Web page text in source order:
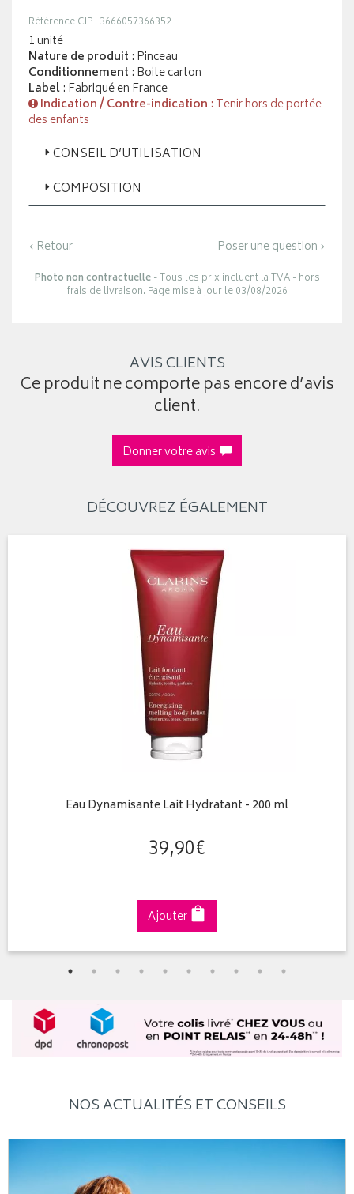
Référence CIP : 3666057366352
1 unité
Nature de produit : Pinceau
Conditionnement : Boite carton
Label: Fabriqué en France
Indication / Contre-indication : Tenir hors de portée
des enfants
CONSEIL D’UTILISATION
COMPOSITION
‹ Retour Poser une question ›
Photo non contractuelle- Tous les prix incluent la TVA - hors
frais de livraison. Page mise à jour le 03/08/2026
AVIS CLIENTS
Ce produit ne comporte pas encore d’avis
client.
Donner votre avis
DÉCOUVREZ ÉGALEMENT
Eau Dynamisante Lait Hydratant - 200 ml
39,90€
Ajouter
NOS ACTUALITÉS ET CONSEILS